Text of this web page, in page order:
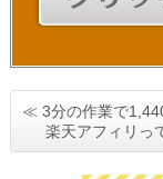
≪ 3分の作業で
楽天アフィリっ